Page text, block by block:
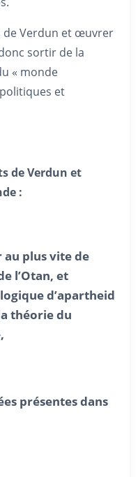
de Verdun et œuvrer
sortir de la
« monde
et
de Verdun et
:
au plus vite de
l’Otan, et
d’apartheid
théorie du
présentes dans